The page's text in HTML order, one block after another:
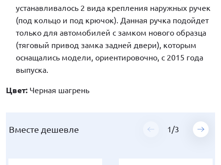
устанавливалось 2 вида крепления наружных ручек
(под кольцо и под крючок). Данная ручка подойдет
только для автомобилей с замком нового образца
(тяговый привод замка задней двери), которым
оснащались модели, ориентировочно, с 2015 года
выпуска.
Цвет: Черная шагрень
Вместе дешевле 1 /3
Вместе дешевле 1 /3
Вместе дешевле 1 /3